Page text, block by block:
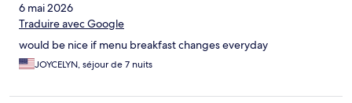
6 mai 2026
Traduire avec Google
would be nice if menu breakfast changes everyday
JOYCELYN, séjour de 7 nuits